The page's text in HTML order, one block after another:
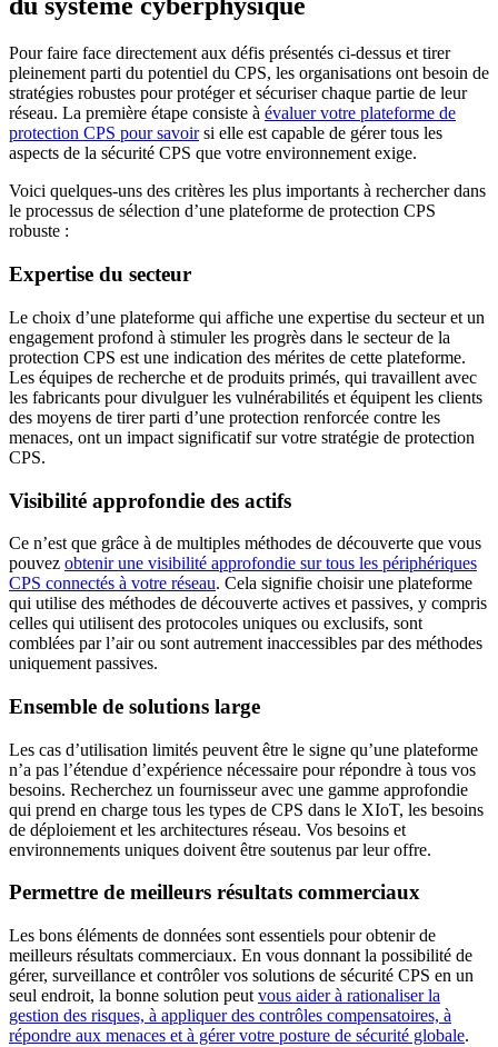
du système cyberphysique
Pour faire face directement aux défis présentés ci-dessus et tirer
pleinement parti du potentiel du CPS, les organisations ont besoin de
stratégies robustes pour protéger et sécuriser chaque partie de leur
réseau. La première étape consiste à évaluer votre plateforme de
protection CPS pour savoirsi elle est capable de gérer tous les
aspects de la sécurité CPS que votre environnement exige.
Voici quelques-uns des critères les plus importants à rechercher dans
le processus de sélection d’une plateforme de protection CPS
robuste :
Expertise du secteur
Le choix d’une plateforme qui affiche une expertise du secteur et un
engagement profond à stimuler les progrès dans le secteur de la
protection CPS est une indication des mérites de cette plateforme.
Les équipes de recherche et de produits primés, qui travaillent avec
les fabricants pour divulguer les vulnérabilités et équipent les clients
des moyens de tirer parti d’une protection renforcée contre les
menaces, ont un impact significatif sur votre stratégie de protection
CPS.
Visibilité approfondie des actifs
Ce n’est que grâce à de multiples méthodes de découverte que vous
pouvez obtenir une visibilité approfondie sur tous les périphériques
CPS connectés à votre réseau. Cela signifie choisir une plateforme
qui utilise des méthodes de découverte actives et passives, y compris
celles qui utilisent des protocoles uniques ou exclusifs, sont
comblées par l’air ou sont autrement inaccessibles par des méthodes
uniquement passives.
Ensemble de solutions large
Les cas d’utilisation limités peuvent être le signe qu’une plateforme
n’a pas l’étendue d’expérience nécessaire pour répondre à tous vos
besoins. Recherchez un fournisseur avec une gamme approfondie
qui prend en charge tous les types de CPS dans le XIoT, les besoins
de déploiement et les architectures réseau. Vos besoins et
environnements uniques doivent être soutenus par leur offre.
Permettre de meilleurs résultats commerciaux
Les bons éléments de données sont essentiels pour obtenir de
meilleurs résultats commerciaux. En vous donnant la possibilité de
gérer, surveillance et contrôler vos solutions de sécurité CPS en un
seul endroit, la bonne solution peut vous aider à rationaliser la
gestion des risques, à appliquer des contrôles compensatoires, à
répondre aux menaces et à gérer votre posture de sécurité globale.